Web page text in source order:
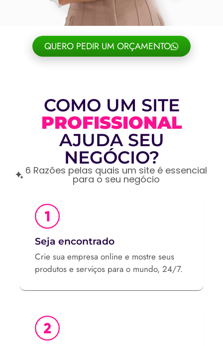
QUERO PEDIR UM ORÇAMENTO
COMO UM SITE
PROFISSIONAL
AJUDA SEU
NEGÓCIO?
6 Razões pelas quais um site é essencial
para o seu negócio
Seja encontrado
Crie sua empresa online e mostre seus
produtos e serviços para o mundo, 24/7.